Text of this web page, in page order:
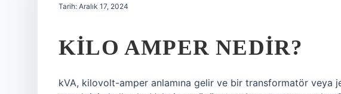
Tarih: Aralık 17, 2024
KILO AMPER NEDIR?
kVA, kilovolt-amper anlamına gelir ve bir transformatör veya